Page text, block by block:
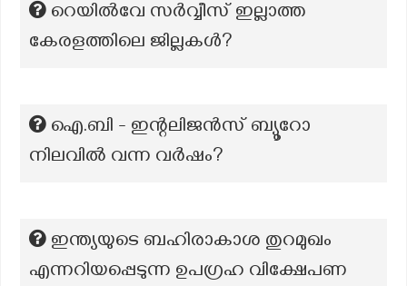
റെയിൽവേ സർവ്വീസ് ഇല്ലാത്ത
കേരളത്തിലെ ജില്ലകൾ?
ഐ.ബി - ഇന്റലിജൻസ് ബ്യൂറോ
നിലവിൽ വന്ന വർഷം?
ഇന്ത്യയുടെ ബഹിരാകാശ തുറമുഖം
എന്നറിയപ്പെടുന്ന ഉപഗ്രഹ വിക്ഷേപണ